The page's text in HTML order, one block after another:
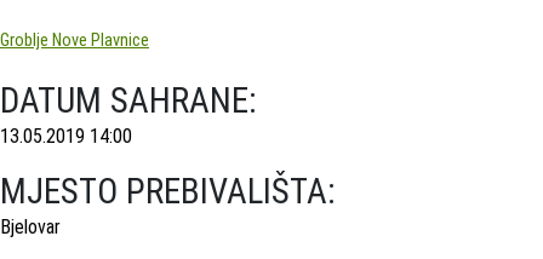
Groblje Nove Plavnice
DATUM SAHRANE:
13.05.2019 14:00
MJESTO PREBIVALIŠTA:
Bjelovar